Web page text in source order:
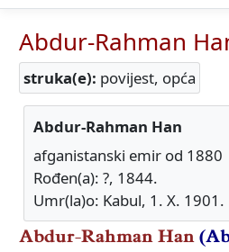
Abdur-Rahman
struka(e): povijest, opća
Abdur-Rahman Han
afganistanski emir od 1880
Rođen(a): ?, 1844.
Umr(la)o: Kabul, 1. X. 1901.
Abdur-Rahman Han